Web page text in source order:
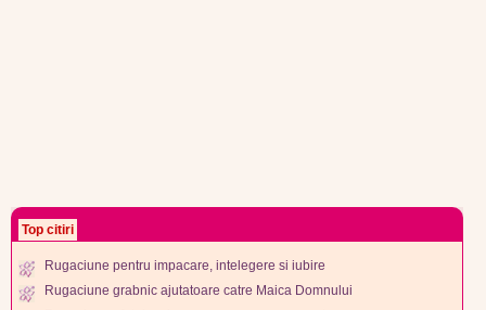
Top citiri
Rugaciune pentru impacare, intelegere si iubire
Rugaciune grabnic ajutatoare catre Maica Domnului